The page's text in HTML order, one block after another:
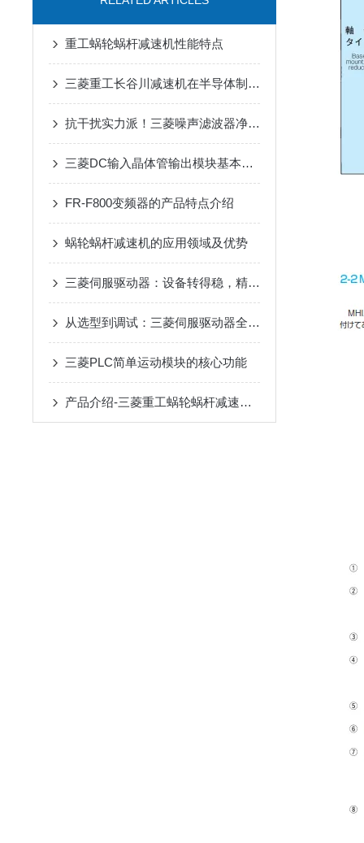
重工蜗轮蜗杆减速机性能特点
三菱重工长谷川减速机在半导体制造设备传动系统中的适配应用
抗干扰实力派！三菱噪声滤波器净化电路环境
三菱DC输入晶体管输出模块基本概论与特点
FR-F800变频器的产品特点介绍
蜗轮蜗杆减速机的应用领域及优势
三菱伺服驱动器：设备转得稳，精度才靠谱
从选型到调试：三菱伺服驱动器全流程应用指南，新手也能快速上手
三菱PLC简单运动模块的核心功能
产品介绍-三菱重工蜗轮蜗杆减速机SUHA99R-8